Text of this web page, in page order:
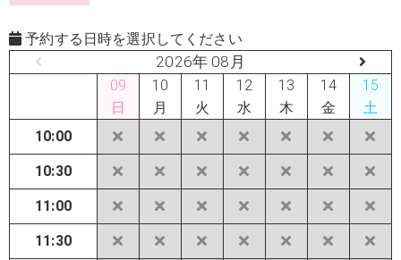
予約する日時を選択してください
2026年 08月
09
日
10
月
11
火
12
水
13
木
14
金
15
土
10:00
10:30
11:00
11:30